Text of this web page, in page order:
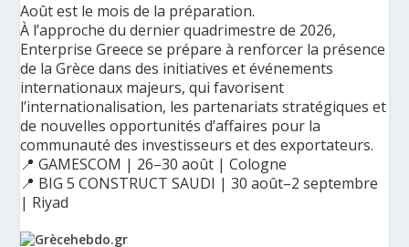
Août est le mois de la préparation.
À l’approche du dernier quadrimestre de 2026,
Enterprise Greece se prépare à renforcer la présence
de la Grèce dans des initiatives et événements
internationaux majeurs, qui favorisent
l’internationalisation, les partenariats stratégiques et
de nouvelles opportunités d’affaires pour la
communauté des investisseurs et des exportateurs.
📍 GAMESCOM | 26–30 août | Cologne
📍 BIG 5 CONSTRUCT SAUDI | 30 août–2 septembre
| Riyad